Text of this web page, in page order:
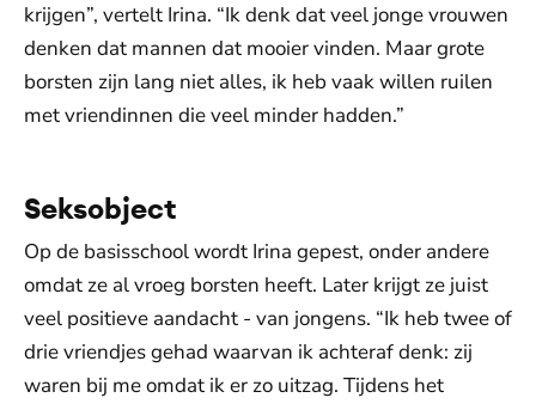
krijgen”, vertelt Irina. “Ik denk dat veel jonge vrouwen
denken dat mannen dat mooier vinden. Maar grote
borsten zijn lang niet alles, ik heb vaak willen ruilen
met vriendinnen die veel minder hadden.”
Seksobject
Op de basisschool wordt Irina gepest, onder andere
omdat ze al vroeg borsten heeft. Later krijgt ze juist
veel positieve aandacht - van jongens. “Ik heb twee of
drie vriendjes gehad waarvan ik achteraf denk: zij
waren bij me omdat ik er zo uitzag. Tijdens het